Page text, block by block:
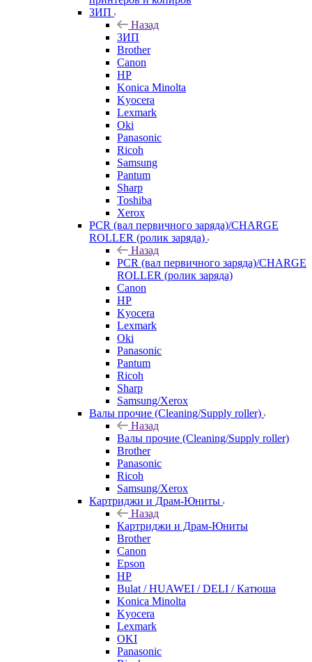
ЗИП
Назад
ЗИП
Brother
Canon
HP
Konica Minolta
Kyocera
Lexmark
Oki
Panasonic
Ricoh
Samsung
Pantum
Sharp
Toshiba
Xerox
PCR (вал первичного заряда)/CHARGE
ROLLER (ролик заряда)
Назад
PCR (вал первичного заряда)/CHARGE
ROLLER (ролик заряда)
Canon
HP
Kyocera
Lexmark
Oki
Panasonic
Pantum
Ricoh
Sharp
Samsung/Xerox
Валы прочие (Cleaning/Supply roller)
Назад
Валы прочие (Cleaning/Supply roller)
Brother
Panasonic
Ricoh
Samsung/Xerox
Картриджи и Драм-Юниты
Назад
Картриджи и Драм-Юниты
Brother
Canon
Epson
HP
Bulat / HUAWEI / DELI / Катюша
Konica Minolta
Kyocera
Lexmark
OKI
Panasonic